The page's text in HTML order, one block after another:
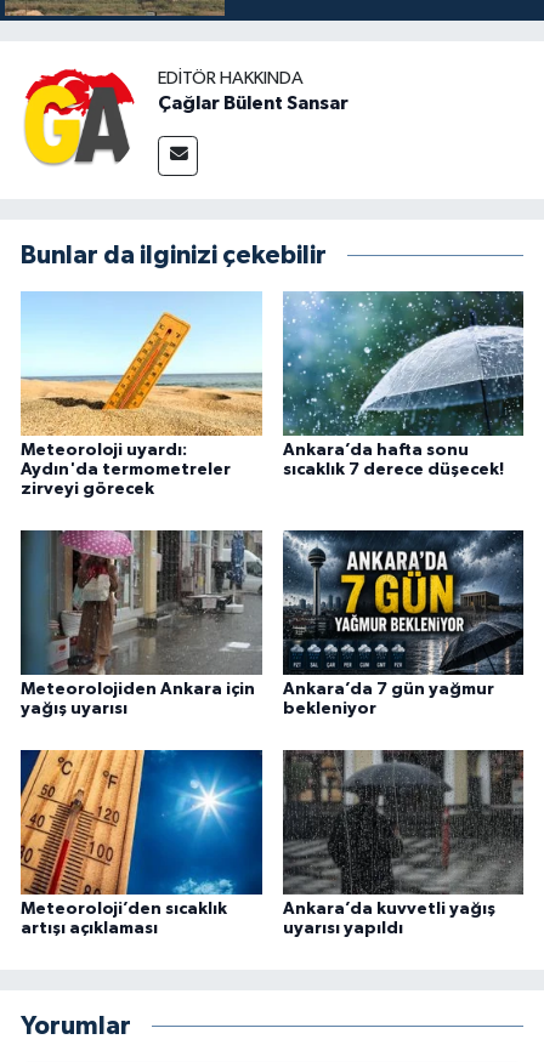
EDITÖR HAKKINDA
Çağlar Bülent Sansar
Bunlar da ilginizi çekebilir
Meteoroloji uyardı:
Aydın'da termometreler
zirveyi görecek
Ankara’da hafta sonu
sıcaklık 7 derece düşecek!
Meteorolojiden Ankara için
yağış uyarısı
Ankara’da 7 gün yağmur
bekleniyor
Meteoroloji’den sıcaklık
artışı açıklaması
Ankara’da kuvvetli yağış
uyarısı yapıldı
Yorumlar